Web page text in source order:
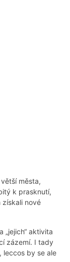
města,
k prasknutí,
nové
„jejich“ aktivita
zázemí. I tady
leccos by se ale